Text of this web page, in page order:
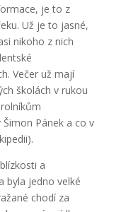
je to z
Už je to jasné,
nikoho z nich
Večer už mají
školách v rukou
Šimon Pánek a co v
a
byla jedno velké
chodí za